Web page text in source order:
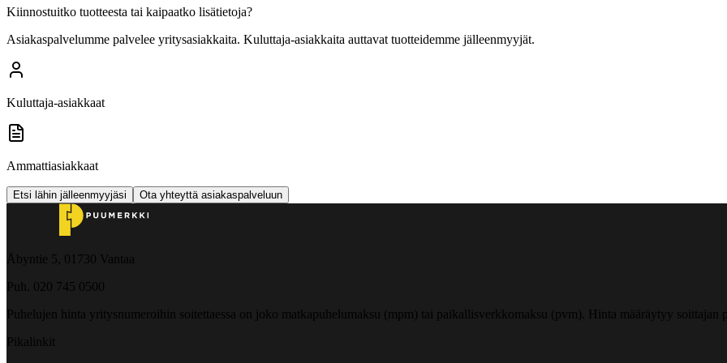
Kiinnostuitko tuotteesta tai kaipaatko lisätietoja?
Asiakaspalvelumme palvelee yritysasiakkaita. Kuluttaja-asiakkaita auttavat tuotteidemme jälleenmyyjät.
Kuluttaja-asiakkaat
Ammattiasiakkaat
Etsi lähin jälleenmyyjäsi Ota yhteyttä asiakaspalveluun
Åbyntie 5, 01730 Vantaa
Puh. 020 745 0500
Puhelujen hinta yritysnumeroihin soitettaessa on joko matkapuhelumaksu (mpm) tai paikallisverkkomaksu (pvm). Hinta määräytyy soittajan
Pikalinkit